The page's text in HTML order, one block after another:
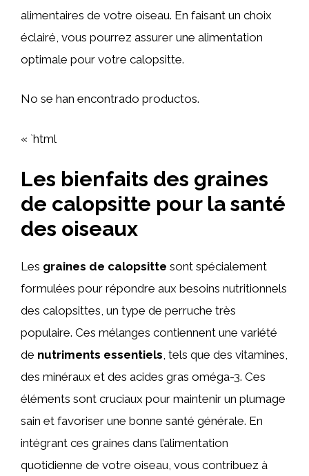
alimentaires de votre oiseau. En faisant un choix
éclairé, vous pourrez assurer une alimentation
optimale pour votre calopsitte.
No se han encontrado productos.
« `html
Les bienfaits des graines
de calopsitte pour la santé
des oiseaux
Les graines de calopsitte sont spécialement
formulées pour répondre aux besoins nutritionnels
des calopsittes, un type de perruche très
populaire. Ces mélanges contiennent une variété
de nutriments essentiels, tels que des vitamines,
des minéraux et des acides gras oméga-3. Ces
éléments sont cruciaux pour maintenir un plumage
sain et favoriser une bonne santé générale. En
intégrant ces graines dans l’alimentation
quotidienne de votre oiseau, vous contribuez à